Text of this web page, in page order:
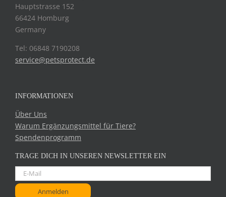
Hauptstrasse 152
66424 Homburg
Germany
Tel: 06848 7190208
service@petsprotect.de
INFORMATIONEN
Über Uns
Warum Ergänzungsmittel für Tiere?
Spendenprogramm
TRAGE DICH IN UNSEREN NEWSLETTER EIN